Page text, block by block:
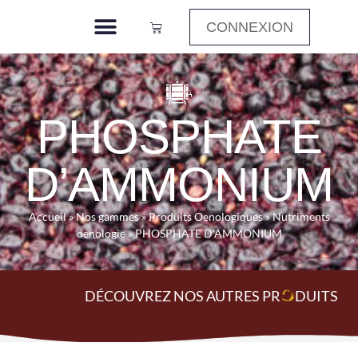
CONNEXION
PHOSPHATE
D’AMMONIUM
Accueil»Nos gammes»Produits Oenologiques»Nutriments
oenologie»PHOSPHATE D’AMMONIUM
DÉCOUVREZ NOS AUTRES PRODUITS